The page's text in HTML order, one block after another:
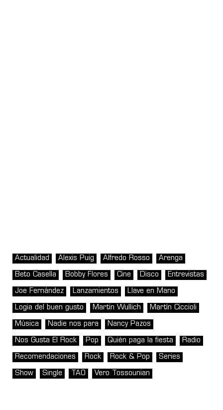
Actualidad Alexis Puig Alfredo Rosso Arenga
Beto Casella Bobby Flores Cine Disco Entrevistas
Joe Fernández Lanzamientos Llave en Mano
Logia del buen gusto Martin Wullich Martín Ciccioli
Música Nadie nos para Nancy Pazos
Nos Gusta El Rock Pop Quién paga la fiesta Radio
Recomendaciones Rock Rock & Pop Series
Show Single TAO Vero Tossounian